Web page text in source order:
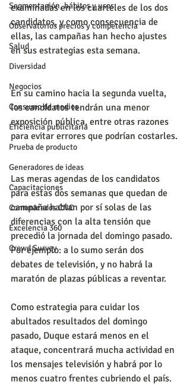
Segmentación, hábitos y usos
Observatorios precios y competencia
Salud
Diversidad
Negocios
Consumo de medios
Eficiencia publicitaria
Prueba de producto
Generadores de ideas
Capacitaciones
Comunicados CNC
Excelencia 360
Crowd Survey
examinadas en los cuarteles de los dos
candidatos, y como consecuencia de
ellas, las campañas han hecho ajustes
en sus estrategias esta semana.
En su camino hacia la segunda vuelta,
los candidatos tendrán una menor
exposición pública, entre otras razones
para evitar errores que podrían costarles.
Las meras agendas de los candidatos
para estas dos semanas que quedan de
campaña hablan por sí solas de las
diferencias con la alta tensión que
precedió la jornada del domingo pasado.
Por ejemplo: a lo sumo serán dos
debates de televisión, y no habrá la
maratón de plazas públicas a reventar.
Como estrategia para cuidar los
abultados resultados del domingo
pasado, Duque estará menos en el
ataque, concentrará mucha actividad en
los mensajes televisión y habrá por lo
menos cuatro frentes cubriendo el país.